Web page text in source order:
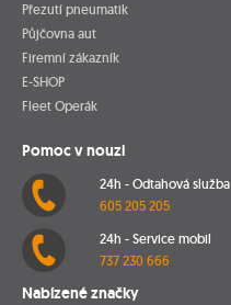
Přezutí pneumatik
Půjčovna aut
Firemní zákazník
E-SHOP
Fleet Operák
Pomoc v nouzi
24h - Odtahová služba
605 205 205
24h - Service mobil
737 230 666
Nabízené značky